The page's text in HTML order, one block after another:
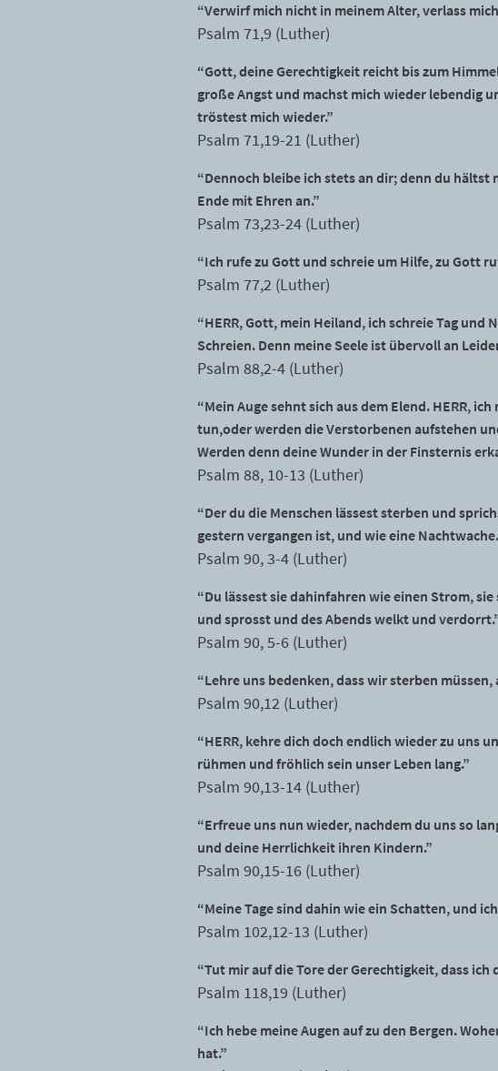
“Verwirf mich nicht in meinem Alter, verlass
Psalm 71,9 (Luther)
“Gott, deine Gerechtigkeit reicht bis zum
große Angst und machst mich wieder lebendig
tröstest mich wieder.”
Psalm 71,19-21 (Luther)
“Dennoch bleibe ich stets an dir; denn du
Ende mit Ehren an.”
Psalm 73,23-24 (Luther)
“Ich rufe zu Gott und schreie um Hilfe, zu Gott
Psalm 77,2 (Luther)
“HERR, Gott, mein Heiland, ich schreie Tag
Schreien. Denn meine Seele ist übervoll an
Psalm 88,2-4 (Luther)
“Mein Auge sehnt sich aus dem Elend. HERR,
tun,oder werden die Verstorbenen aufstehen
Werden denn deine Wunder in der Finsternis
Psalm 88, 10-13 (Luther)
“Der du die Menschen lässest sterben und
gestern vergangen ist, und wie eine
Psalm 90, 3-4 (Luther)
“Du lässest sie dahinfahren wie einen Strom,
und sprosst und des Abends welkt und
Psalm 90, 5-6 (Luther)
“Lehre uns bedenken, dass wir sterben
Psalm 90,12 (Luther)
“HERR, kehre dich doch endlich wieder zu uns
rühmen und fröhlich sein unser Leben lang.”
Psalm 90,13-14 (Luther)
“Erfreue uns nun wieder, nachdem du uns so
und deine Herrlichkeit ihren Kindern.”
Psalm 90,15-16 (Luther)
“Meine Tage sind dahin wie ein Schatten, und
Psalm 102,12-13 (Luther)
“Tut mir auf die Tore der Gerechtigkeit, dass ich
Psalm 118,19 (Luther)
“Ich hebe meine Augen auf zu den Bergen.
hat.”